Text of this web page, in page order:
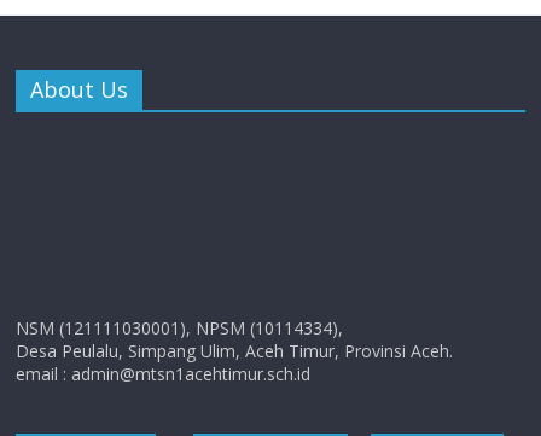
About Us
NSM (121111030001), NPSM (10114334),
Desa Peulalu, Simpang Ulim, Aceh Timur, Provinsi Aceh.
email : admin@mtsn1acehtimur.sch.id